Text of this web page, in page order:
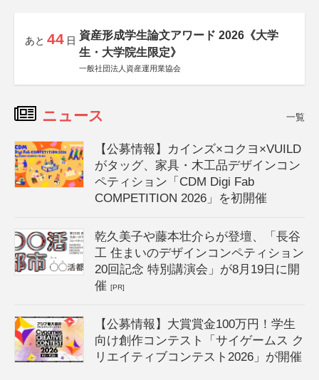
あと 44 日 資産形成学生論文アワード 2026《大学
生・大学院生限定》
一般社団法人資産運用業協会
ニュース 一覧
【公募情報】カインズ×コクヨ×VUILD
がタッグ、家具・木工品デザインコン
ペティション「CDM Digi Fab
COMPETITION 2026」を初開催
乾久美子や藤本壮介らが登壇、「長谷
工 住まいのデザインコンペティション
20回記念 特別講演会」が8月19日に開
催[PR]
【公募情報】大賞賞金100万円！学生
向け創作コンテスト「サイゲームス ク
リエイティブコンテスト2026」が開催